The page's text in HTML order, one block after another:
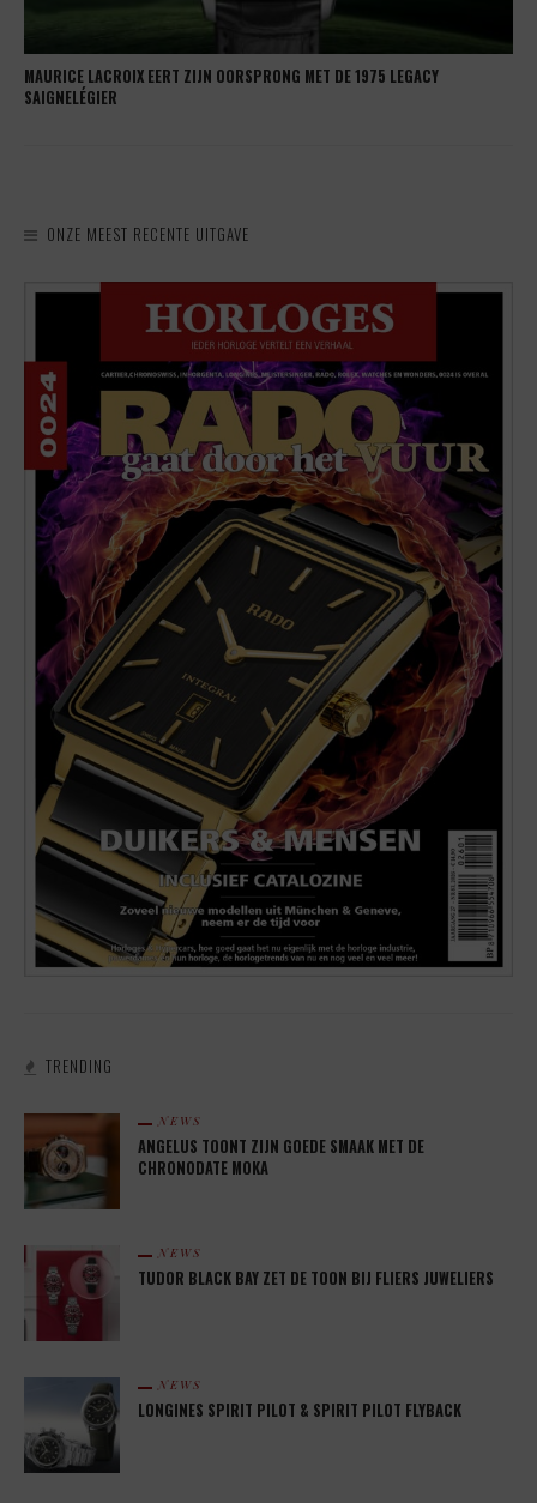
MAURICE LACROIX EERT ZIJN OORSPRONG MET DE 1975 LEGACY
SAIGNELÉGIER
ONZE MEEST RECENTE UITGAVE
TRENDING
NEWS
ANGELUS TOONT ZIJN GOEDE SMAAK MET DE
CHRONODATE MOKA
NEWS
TUDOR BLACK BAY ZET DE TOON BIJ FLIERS JUWELIERS
NEWS
LONGINES SPIRIT PILOT & SPIRIT PILOT FLYBACK